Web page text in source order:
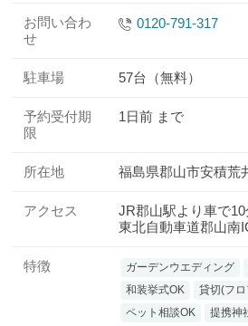
お問い合わ
せ
0120-791-317
駐車場 57台（無料）
予約受付期
限
1日前 まで
所在地 福島県郡山市安積荒
アクセス
JR郡山駅より車で10
東北自動車道郡山南
特徴 ガーデンウエディング
和装挙式OK
貸切(フ
ペット相談OK
提携神